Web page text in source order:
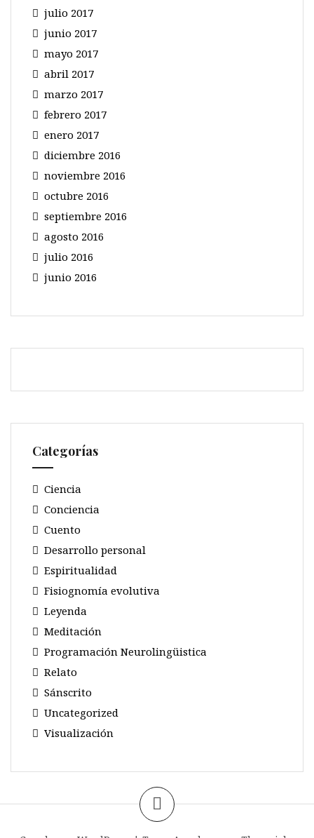
julio 2017
junio 2017
mayo 2017
abril 2017
marzo 2017
febrero 2017
enero 2017
diciembre 2016
noviembre 2016
octubre 2016
septiembre 2016
agosto 2016
julio 2016
junio 2016
Categorías
Ciencia
Conciencia
Cuento
Desarrollo personal
Espiritualidad
Fisiognomía evolutiva
Leyenda
Meditación
Programación Neurolingüistica
Relato
Sánscrito
Uncategorized
Visualización